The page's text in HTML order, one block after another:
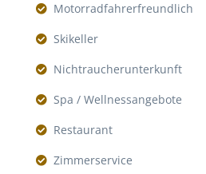
Motorradfahrerfreundlich
Skikeller
Nichtraucherunterkunft
Spa / Wellnessangebote
Restaurant
Zimmerservice